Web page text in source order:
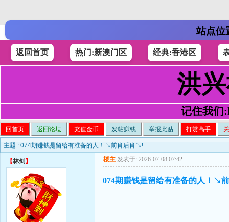
站点位
返回首页 热门:新澳门区 经典:香港区
洪
记住我们
回首页 返回论坛 充值金币 发帖赚钱 举报此贴 打赏高手
主题 : 074期赚钱是留给有准备的人！↘前肖后肖↘!
【林剑 】 楼主 发表于: 2026-07-08 07:42
074期赚钱是留给有准备的人！↘